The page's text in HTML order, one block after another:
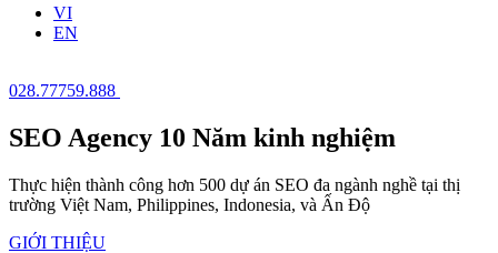
VI
EN
028.77759.888
SEO Agency 10 Năm kinh nghiệm
Thực hiện thành công hơn 500 dự án SEO đa ngành nghề tại thị
trường Việt Nam, Philippines, Indonesia, và Ấn Độ
GIỚI THIỆU